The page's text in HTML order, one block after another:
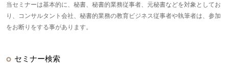
当セミナーは基本的に、秘書、秘書的業務従事者、元秘書などを対象としてお
り、コンサルタント会社、秘書的業務の教育ビジネス従事者や執筆者は、参加
をお断りをする事があります。
セミナー検索